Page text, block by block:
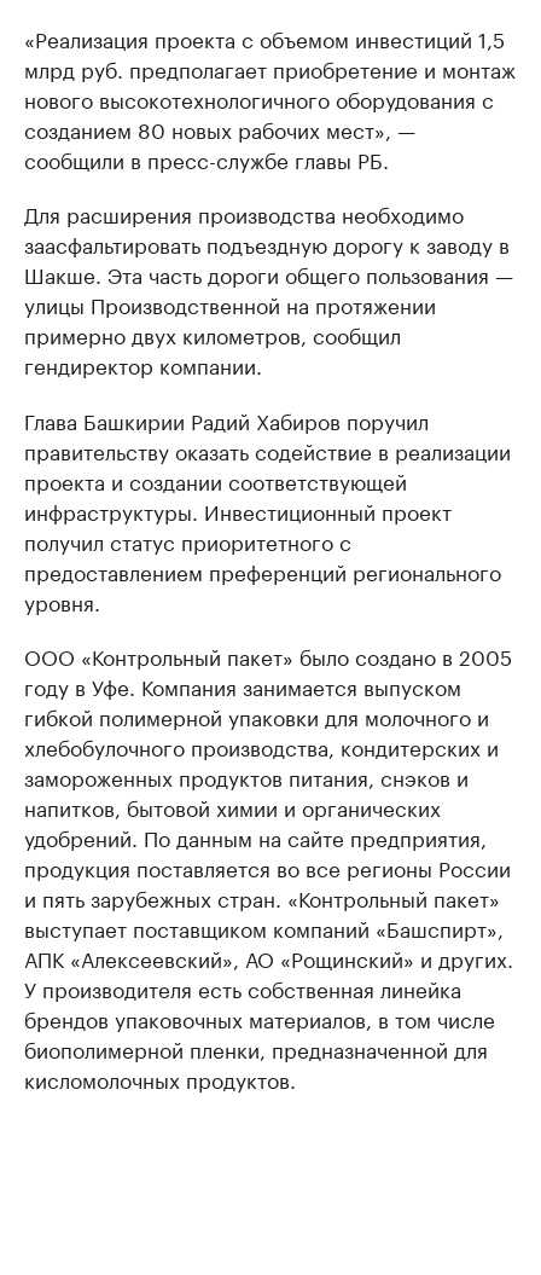
«Реализация проекта с объемом инвестиций 1,5
млрд руб. предполагает приобретение и монтаж
нового высокотехнологичного оборудования с
созданием 80 новых рабочих мест», —
сообщили в пресс-службе главы РБ.
Для расширения производства необходимо
заасфальтировать подъездную дорогу к заводу в
Шакше. Эта часть дороги общего пользования —
улицы Производственной на протяжении
примерно двух километров, сообщил
гендиректор компании.
Глава Башкирии Радий Хабиров поручил
правительству оказать содействие в реализации
проекта и создании соответствующей
инфраструктуры. Инвестиционный проект
получил статус приоритетного с
предоставлением преференций регионального
уровня.
ООО «Контрольный пакет» было создано в 2005
году в Уфе. Компания занимается выпуском
гибкой полимерной упаковки для молочного и
хлебобулочного производства, кондитерских и
замороженных продуктов питания, снэков и
напитков, бытовой химии и органических
удобрений. По данным на сайте предприятия,
продукция поставляется во все регионы России
и пять зарубежных стран. «Контрольный пакет»
выступает поставщиком компаний «Башспирт»,
АПК «Алексеевский», АО «Рощинский» и других.
У производителя есть собственная линейка
брендов упаковочных материалов, в том числе
биополимерной пленки, предназначенной для
кисломолочных продуктов.